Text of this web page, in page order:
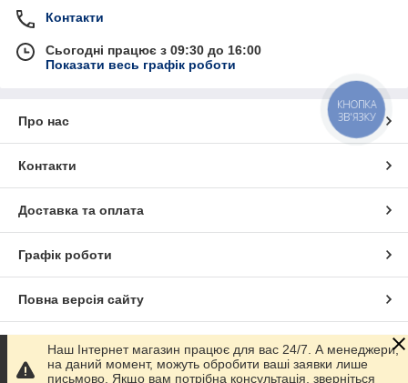
Контакти
Сьогодні працює з 09:30 до 16:00
Показати весь графік роботи
Про нас
Контакти
Доставка та оплата
Графік роботи
Повна версія сайту
Сайт створено на маркетплейсі
Наш Інтернет магазин працює для вас 24/7. А менеджери,
на даний момент, можуть обробити ваші заявки лише
письмово. Якщо вам потрібна консультація, зверніться
КНОПКА
ЗВ'ЯЗКУ